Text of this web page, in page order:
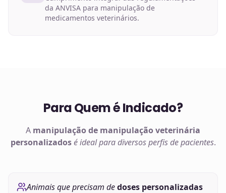
da ANVISA para manipulação de
medicamentos veterinários.
Para Quem é Indicado?
A manipulação de manipulação veterinária
personalizados é ideal para diversos perfis de pacientes.
Animais que precisam dedoses personalizadas